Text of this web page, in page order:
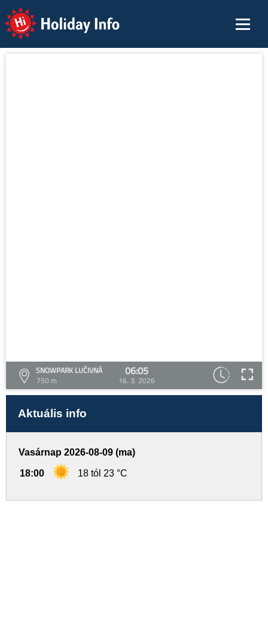
Holiday Info
SNOWPARK LUČIVNÁ
750 m
06:05
16. 3. 2026
Aktuális info
Vasárnap 2026-08-09 (ma)
18:00 18 tól 23 °C